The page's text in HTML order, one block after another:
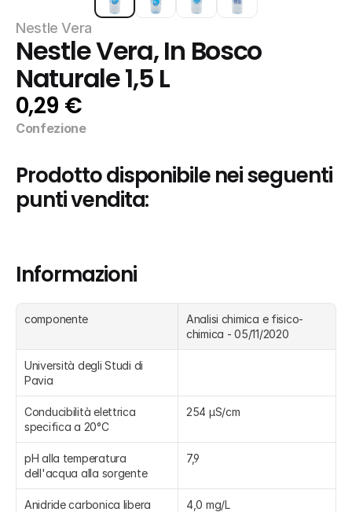
Nestle Vera
Nestle Vera, In Bosco
Naturale 1,5 L
0,29 €
Confezione
Prodotto disponibile nei seguenti
punti vendita:
Informazioni
componente
Analisi chimica e fisico-
chimica - 05/11/2020
Università degli Studi di
Pavia
Conducibilità elettrica
specifica a 20°C
254 μS/cm
pH alla temperatura
dell'acqua alla sorgente
7,9
Anidride carbonica libera
4,0 mg/L